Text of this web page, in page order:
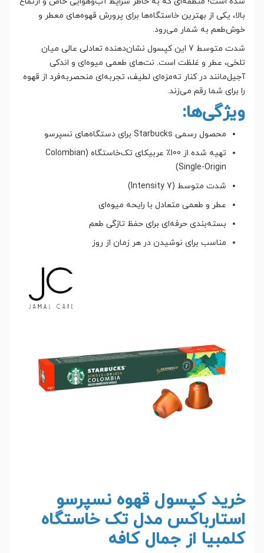
بالا، یکی از بهترین خاستگاه‌ها برای پرورش قهوه‌های معطر و
خوش‌طعم به شمار می‌رود.
شدت متوسط 7 این کپسول نشان‌دهنده تعادلی عالی میان
تلخی، عطر و غلظت است. نت‌های طعمی میوه‌ای و اندکی
آجیل‌مانند در کنار ته‌مزه‌ای لطیف، تجربه‌ای منحصربه‌فرد از قهوه
را برای شما رقم می‌زند.
ویژگی‌ها:
محصول رسمی Starbucks برای دستگاه‌های نسپرسو
تهیه شده از 100٪ عربیکای تک‌خاستگاه (Colombian
Single-Origin)
شدت متوسط (Intensity 7)
عطر و طعمی متعادل با رایحه میوه‌ای
بسته‌بندی حرفه‌ای برای حفظ تازگی طعم
مناسب برای نوشیدن در هر زمان از روز
خرید کپسول قهوه نسپرسو
استارباکس مدل تک خاستگاه
کلمبیا از جمال کافه